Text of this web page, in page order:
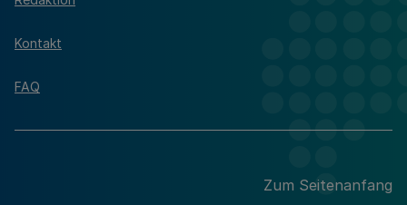
Kontakt
FAQ
Zum Seitenanfang